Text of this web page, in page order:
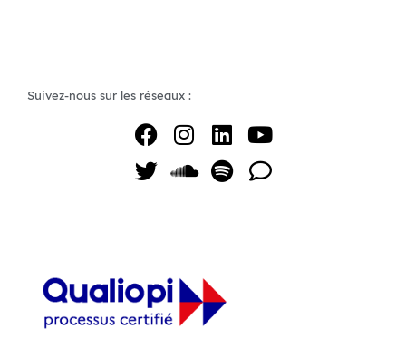
Suivez-nous sur les réseaux :